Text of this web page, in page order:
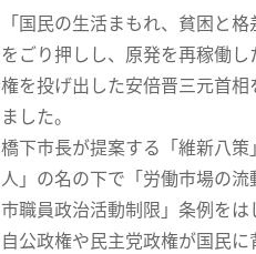
「国民の生活まもれ、貧困と
をごり押しし、原発を再稼働
権を投げ出した安倍晋三元首
ました。
橋下市長が提案する「維新八
人」の名の下で「労働市場の
市職員政治活動制限」条例を
自公政権や民主党政権が国民